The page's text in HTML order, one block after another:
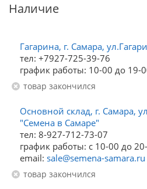
Наличие
Гагарина, г. Самара,
тел: +7927-725-39-76
график работы: 10-00 до 19-
Товар закончился
Основной склад, г. Самара,
"Семена в Самаре"
тел: 8-927-712-73-07
график работы: с 10-00 до
email: sale@semena-samara.ru
Товар закончился